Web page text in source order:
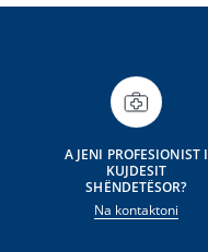
A JENI PROFESIONIST I
KUJDESIT
SHËNDETËSOR?
Na kontaktoni